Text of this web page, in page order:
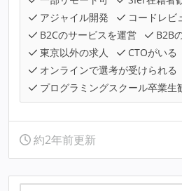
アジャイル開発
コードレビ
B2Cのサービスを運営
B2B
東京以外の求人
CTOがいる
オンラインで選考が受けられる
プログラミングスクール卒業生
約2年前更新